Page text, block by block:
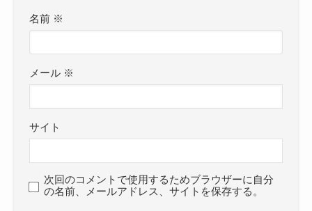
名前 ※
メール ※
サイト
次回のコメントで使用するためブラウザーに自分
の名前、メールアドレス、サイトを保存する。